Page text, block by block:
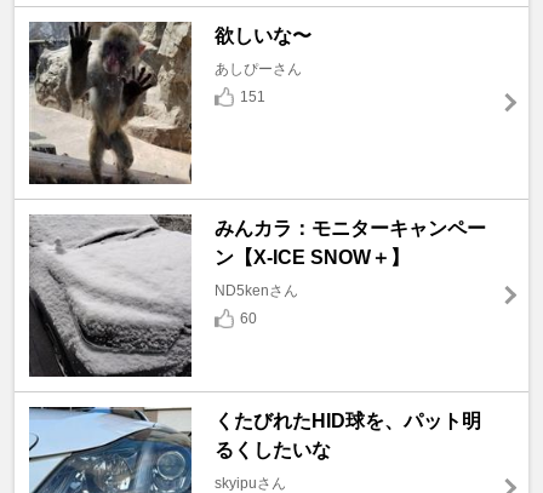
欲しいな〜
あしぴーさん
151
みんカラ：モニターキャンペー
ン【X-ICE SNOW＋】
ND5kenさん
60
くたびれたHID球を、パット明
るくしたいな
skyipuさん